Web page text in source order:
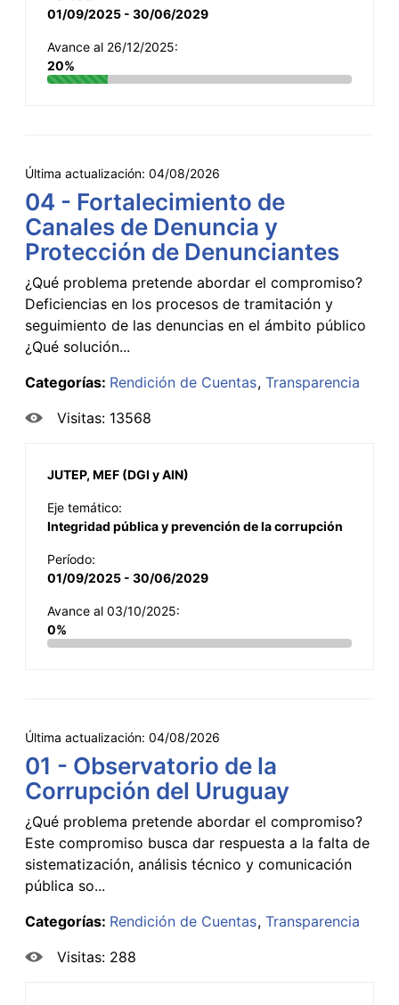
01/09/2025 - 30/06/2029
Avance al 26/12/2025:
20%
Última actualización: 04/08/2026
04 - Fortalecimiento de
Canales de Denuncia y
Protección de Denunciantes
¿Qué problema pretende abordar el compromiso?
Deficiencias en los procesos de tramitación y
seguimiento de las denuncias en el ámbito público
¿Qué solución...
Categorías: Rendición de Cuentas Transparencia
Visitas: 13568
JUTEP, MEF (DGI y AIN)
Eje temático:
Integridad pública y prevención de la corrupción
Período:
01/09/2025 - 30/06/2029
Avance al 03/10/2025:
0%
Última actualización: 04/08/2026
01 - Observatorio de la
Corrupción del Uruguay
¿Qué problema pretende abordar el compromiso?
Este compromiso busca dar respuesta a la falta de
sistematización, análisis técnico y comunicación
pública so...
Categorías: Rendición de Cuentas Transparencia
Visitas: 288